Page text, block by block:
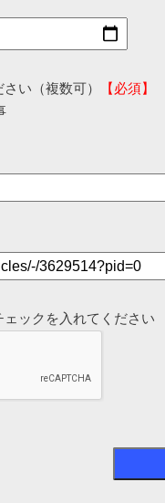
い（複数可）
【必須】
ックを入れてください